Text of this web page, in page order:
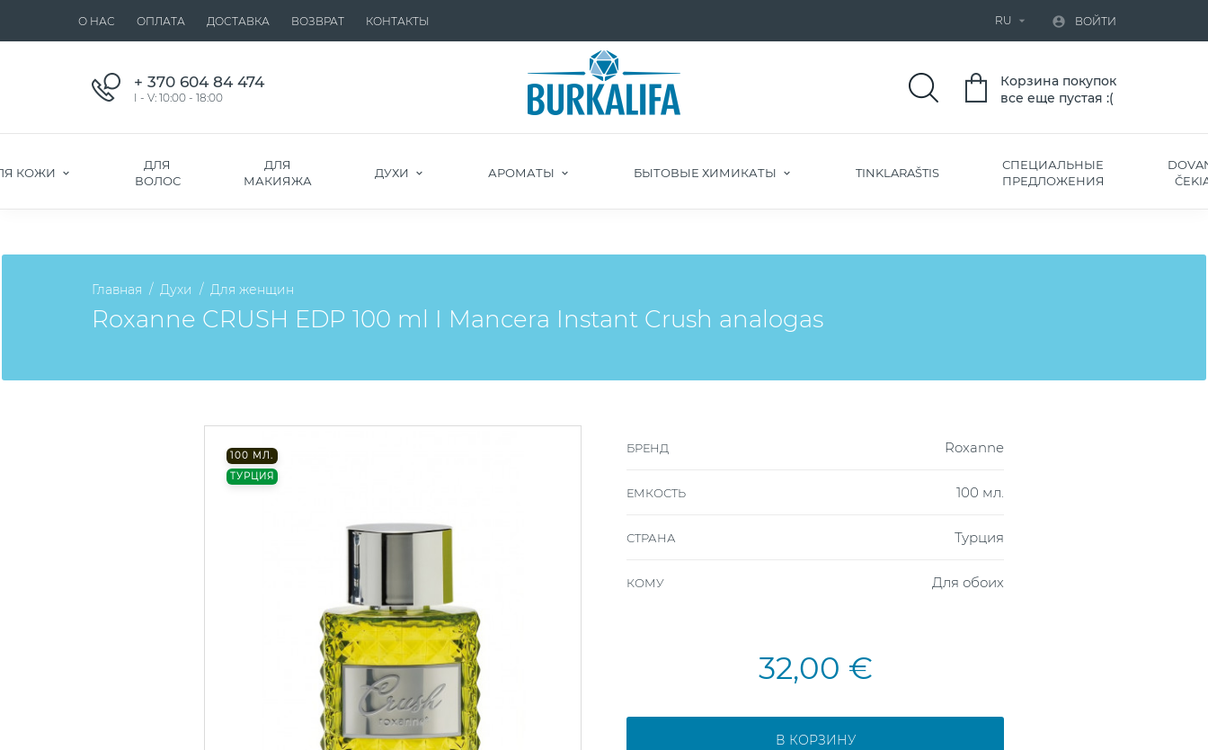
О НАС ОПЛАТА ДОСТАВКА ВОЗВРАТ КОНТАКТЫ RU   ВОЙТИ
+ 370 604 84 474
I - V: 10:00 - 18:00
Корзина покупок
все еще пустая :(
КОЖИ
ДЛЯ
ВОЛОС
ДЛЯ
МАКИЯЖА
ДУХИ АРОМАТЫ БЫТОВЫЕ ХИМИКАТЫ TINKLARAŠTIS
СПЕЦИАЛЬНЫЕ
ПРЕДЛОЖЕНИЯ
Главная Духи Для женщин
Roxanne CRUSH EDP 100 ml I Mancera Instant Crush analogas
100 МЛ.
ТУРЦИЯ
БРЕНД Roxanne
ЕМКОСТЬ 100 мл.
СТРАНА Турция
КОМУ Для обоих
32,00 €
В КОРЗИНУ